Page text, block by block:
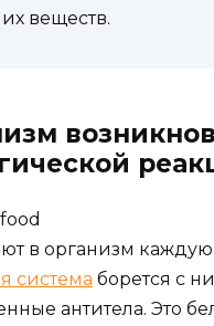
веществ.
в организм каждую
система борется с
антитела. Это